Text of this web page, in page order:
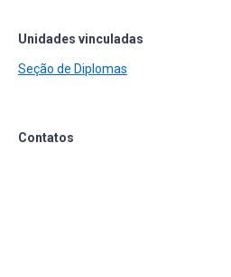
Unidades vinculadas
Seção de Diplomas
Contatos